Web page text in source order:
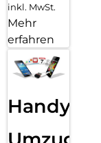
inkl. MwSt.
Mehr
erfahren
Handy